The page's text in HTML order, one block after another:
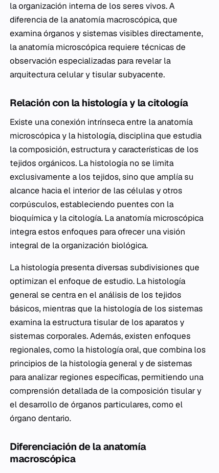
la organización interna de los seres vivos. A
diferencia de la anatomía macroscópica, que
examina órganos y sistemas visibles directamente,
la anatomía microscópica requiere técnicas de
observación especializadas para revelar la
arquitectura celular y tisular subyacente.
Relación con la histología y la citología
Existe una conexión intrínseca entre la anatomía
microscópica y la histología, disciplina que estudia
la composición, estructura y características de los
tejidos orgánicos. La histología no se limita
exclusivamente a los tejidos, sino que amplía su
alcance hacia el interior de las células y otros
corpúsculos, estableciendo puentes con la
bioquímica y la citología. La anatomía microscópica
integra estos enfoques para ofrecer una visión
integral de la organización biológica.
La histología presenta diversas subdivisiones que
optimizan el enfoque de estudio. La histología
general se centra en el análisis de los tejidos
básicos, mientras que la histología de los sistemas
examina la estructura tisular de los aparatos y
sistemas corporales. Además, existen enfoques
regionales, como la histología oral, que combina los
principios de la histología general y de sistemas
para analizar regiones específicas, permitiendo una
comprensión detallada de la composición tisular y
el desarrollo de órganos particulares, como el
órgano dentario.
Diferenciación de la anatomía
macroscópica